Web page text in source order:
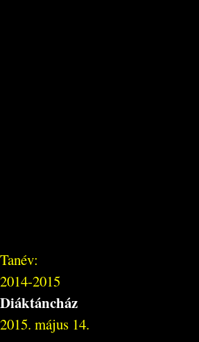
Tanév:
2014-2015
Diáktáncház
2015. május 14.